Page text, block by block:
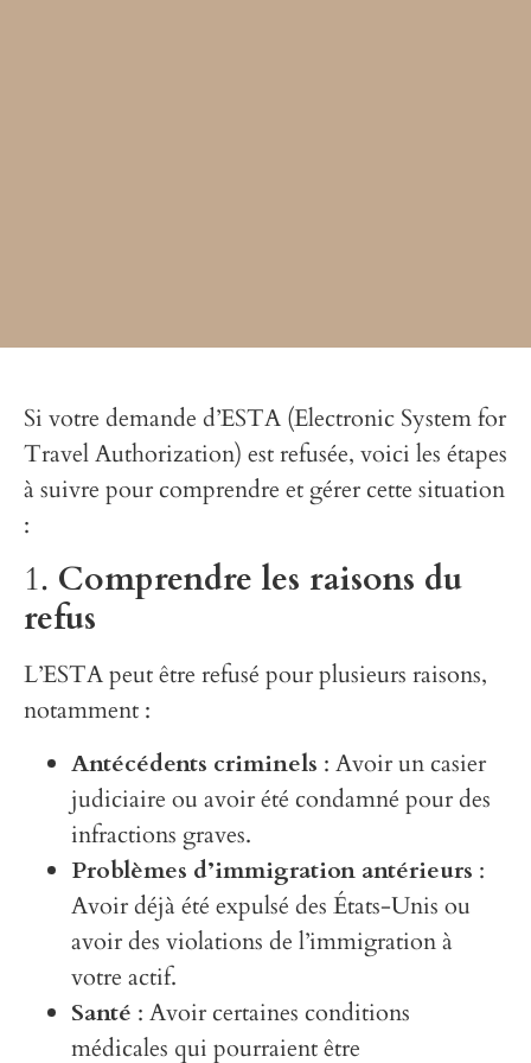
Si votre demande d’ESTA (Electronic System for
Travel Authorization) est refusée, voici les étapes
à suivre pour comprendre et gérer cette situation
:
1. Comprendre les raisons du
refus
L’ESTA peut être refusé pour plusieurs raisons,
notamment :
Antécédents criminels : Avoir un casier
judiciaire ou avoir été condamné pour des
infractions graves.
Problèmes d’immigration antérieurs :
Avoir déjà été expulsé des États-Unis ou
avoir des violations de l’immigration à
votre actif.
Santé : Avoir certaines conditions
médicales qui pourraient être